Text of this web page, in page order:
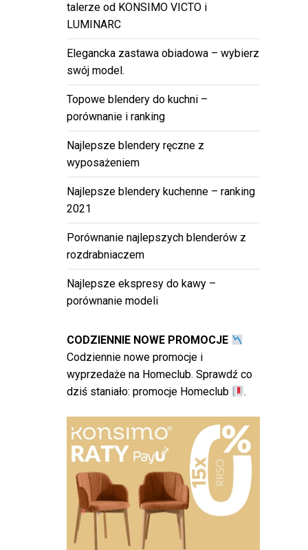
talerze od KONSIMO VICTO i
LUMINARC
Elegancka zastawa obiadowa – wybierz
swój model.
Topowe blendery do kuchni –
porównanie i ranking
Najlepsze blendery ręczne z
wyposażeniem
Najlepsze blendery kuchenne – ranking
2021
Porównanie najlepszych blenderów z
rozdrabniaczem
Najlepsze ekspresy do kawy –
porównanie modeli
CODZIENNIE NOWE PROMOCJE
Codziennie nowe promocje i
wyprzedaże na Homeclub. Sprawdź co
dziś staniało: promocje Homeclub .